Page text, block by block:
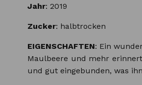
Jahr: 2019
Zucker: halbtrocken
EIGENSCHAFTEN: Ein
Maulbeere und mehr
und gut eingebunden, was